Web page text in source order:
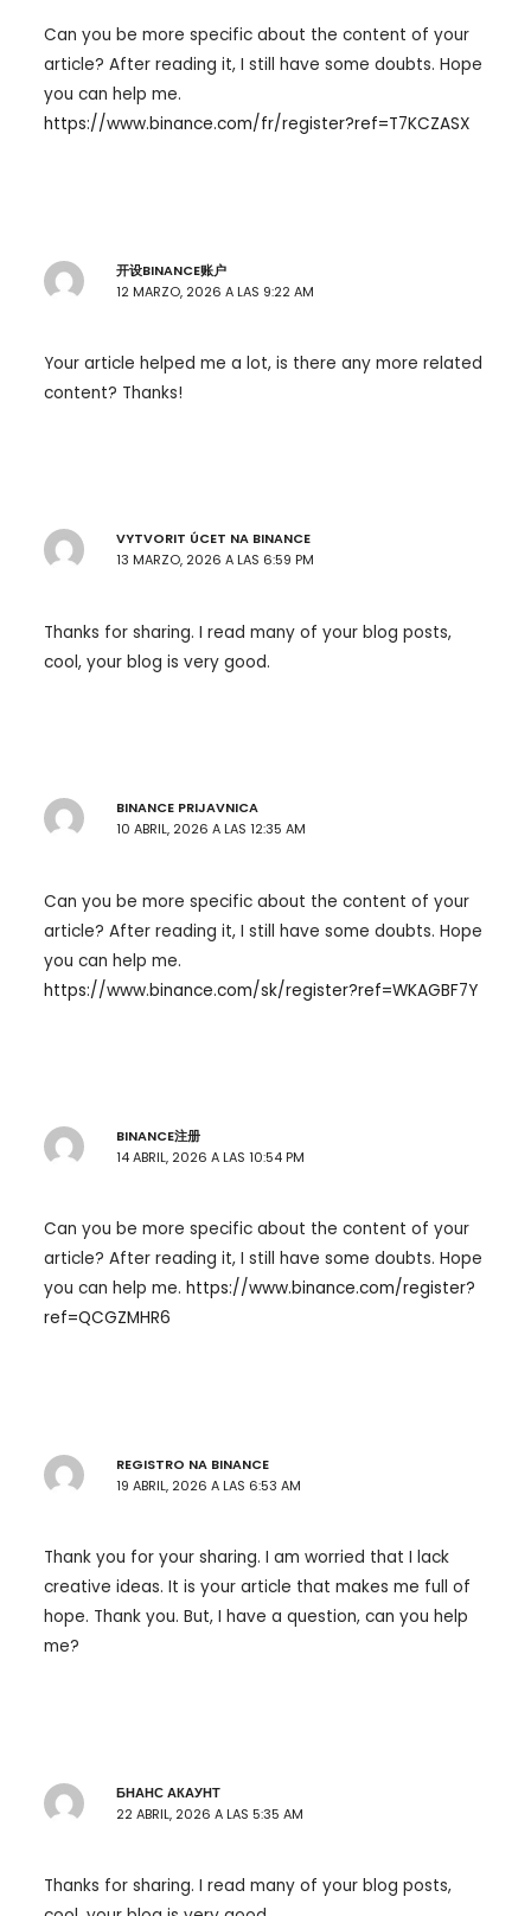
Can you be more specific about the content of your
article? After reading it, I still have some doubts. Hope
you can help me.
https://www.binance.com/fr/register?ref=T7KCZASX
开设BINANCE账户
12 MARZO, 2026 A LAS 9:22 AM
Your article helped me a lot, is there any more related
content? Thanks!
VYTVORIT ÚCET NA BINANCE
13 MARZO, 2026 A LAS 6:59 PM
Thanks for sharing. I read many of your blog posts,
cool, your blog is very good.
BINANCE PRIJAVNICA
10 ABRIL, 2026 A LAS 12:35 AM
Can you be more specific about the content of your
article? After reading it, I still have some doubts. Hope
you can help me.
https://www.binance.com/sk/register?ref=WKAGBF7Y
BINANCE注册
14 ABRIL, 2026 A LAS 10:54 PM
Can you be more specific about the content of your
article? After reading it, I still have some doubts. Hope
you can help me. https://www.binance.com/register?
ref=QCGZMHR6
REGISTRO NA BINANCE
19 ABRIL, 2026 A LAS 6:53 AM
Thank you for your sharing. I am worried that I lack
creative ideas. It is your article that makes me full of
hope. Thank you. But, I have a question, can you help
me?
БНАНС АКАУНТ
22 ABRIL, 2026 A LAS 5:35 AM
Thanks for sharing. I read many of your blog posts,